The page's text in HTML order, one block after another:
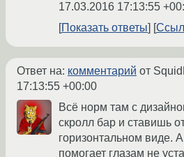
17.03.2016 17:13:55
Показать ответы
Ответ на: комментарий от
17:13:55 +00:00
Всё норм там с
скролл бар и ставишь
горизонтальном виде.
помогает глазам не